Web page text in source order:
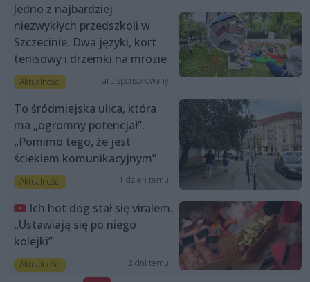
Jedno z najbardziej
niezwykłych przedszkoli w
Szczecinie. Dwa języki, kort
tenisowy i drzemki na mrozie
Aktualności art. sponsorowany
To śródmiejska ulica, która
ma „ogromny potencjał”.
„Pomimo tego, że jest
ściekiem komunikacyjnym”
Aktualności 1 dzień temu
Ich hot dog stał się viralem.
„Ustawiają się po niego
kolejki”
Aktualności 2 dni temu